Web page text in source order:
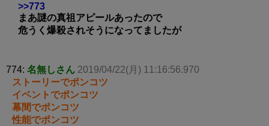
>>773
まあ謎の真祖アピールあったので
危うく爆殺されそうになってましたが
774: 名無しさん 2019/04/22(月) 11:16:56.970
ストーリーでポンコツ
イベントでポンコツ
幕間でポンコツ
性能でポンコツ